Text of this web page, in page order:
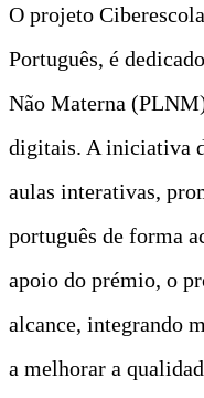
O projeto
Português, é
Não Materna
digitais. A iniciativa
aulas interativas,
português de forma
apoio do prémio, o
alcance, integrando
a melhorar a